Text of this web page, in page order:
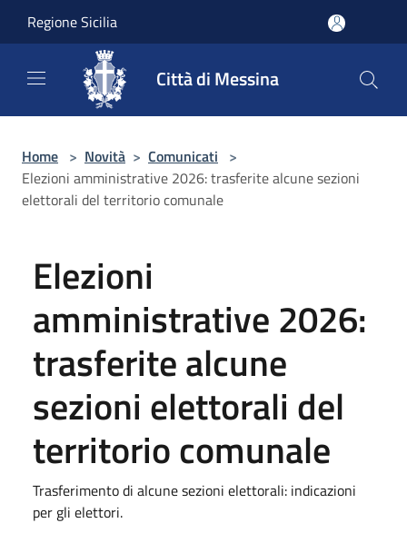
Regione Sicilia
Città di Messina
Home > Novità > Comunicati >
Elezioni amministrative 2026: trasferite alcune sezioni
elettorali del territorio comunale
Elezioni
amministrative 2026:
trasferite alcune
sezioni elettorali del
territorio comunale
Trasferimento di alcune sezioni elettorali: indicazioni
per gli elettori.